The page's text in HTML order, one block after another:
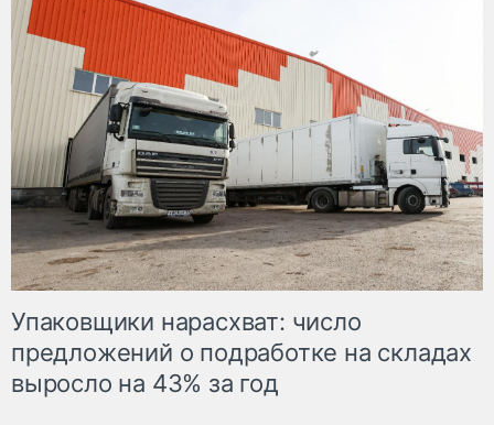
Упаковщики нарасхват: число
предложений о подработке на складах
выросло на 43% за год